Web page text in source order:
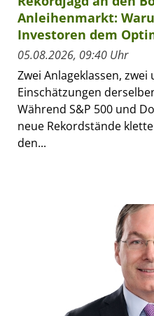
Anleihenmarkt:
Investoren dem
05.08.2026, 09:40 Uhr
Zwei Anlageklassen,
Einschätzungen
Während S&P 500 und
neue Rekordstände
den...